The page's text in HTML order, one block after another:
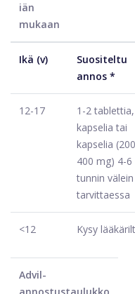
iän
mukaan
Ikä (v)
Suositeltu
annos *
12-17
1-2 tablettia,
kapselia tai
kapselia
400 mg) 4-6
tunnin välein
tarvittaessa
<12 Kysy
Advil-